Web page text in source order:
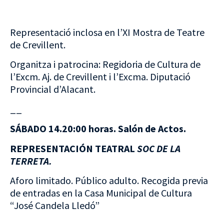
Representació inclosa en l’XI Mostra de Teatre
de Crevillent.
Organitza i patrocina: Regidoria de Cultura de
l’Excm. Aj. de Crevillent i l’Excma. Diputació
Provincial d’Alacant.
SÁBADO 14.20:00 horas. Salón de Actos.
REPRESENTACIÓN TEATRAL SOC DE LA
TERRETA.
Aforo limitado. Público adulto. Recogida previa
de entradas en la Casa Municipal de Cultura
“José Candela Lledó”